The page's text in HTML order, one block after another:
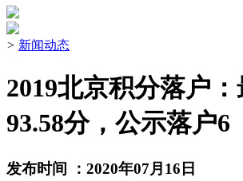
> 新闻动态
2019北京积分落户
93.58分，公示落户6
发布时间 ：2020年07月16日